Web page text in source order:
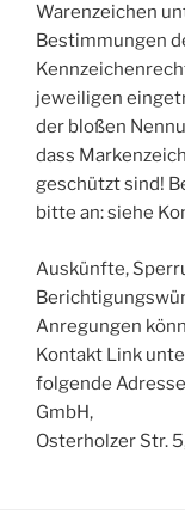
Warenzeichen
Bestimmungen
jeweiligen
der bloßen
dass
geschützt sind!
bitte an: siehe
Auskünfte,
Anregungen
Kontakt Link
folgende Adresse
GmbH,
Osterholzer Str.